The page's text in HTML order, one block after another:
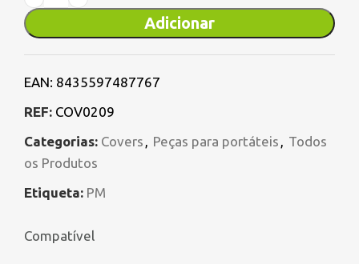
Adicionar
EAN: 8435597487767
REF: COV0209
Categorias: Covers , Peças para portáteis , Todos
os Produtos
Etiqueta: PM
Compatível